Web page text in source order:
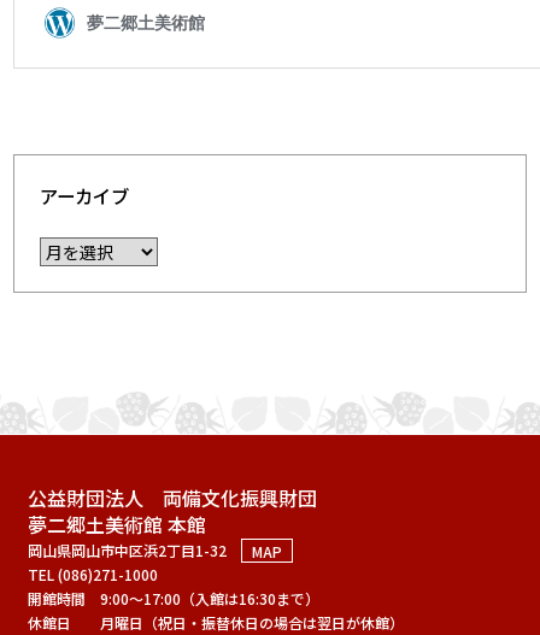
アーカイブ
公益財団法人 両備文化振興財団
夢二郷土美術館 本館
岡山県岡山市中区浜2丁目1-32
MAP
TEL (086)271-1000
開館時間
9:00～17:00（入館は16:30まで）
休館日
月曜日（祝日・振替休日の場合は翌日が休館）